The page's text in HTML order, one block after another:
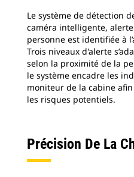
Le système de détection
caméra intelligente,
personne est identifiée à
Trois niveaux d'alerte
selon la proximité de la
le système encadre les
moniteur de la cabine
les risques potentiels.
Précision De La